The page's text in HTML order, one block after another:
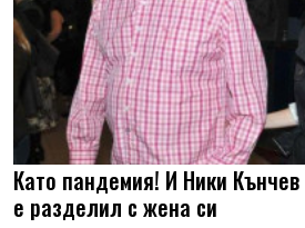
Като пандемия! И Ники
е разделил с жена си